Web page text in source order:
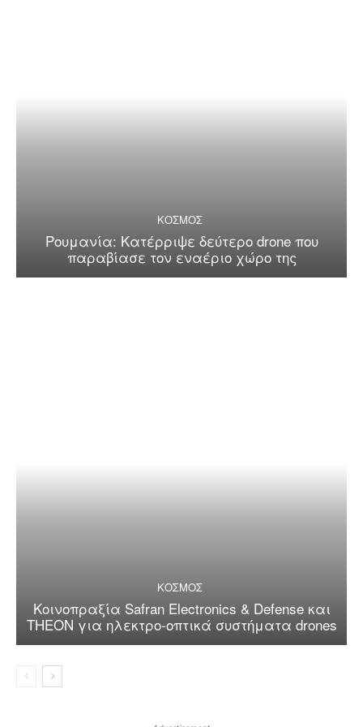
ΚΟΣΜΟΣ
Ρουμανία: Κατέρριψε δεύτερο drone που
παραβίασε τον εναέριο χώρο της
ΚΟΣΜΟΣ
Κοινοπραξία Safran Electronics & Defense και
THEON για ηλεκτρο-οπτικά συστήματα drones